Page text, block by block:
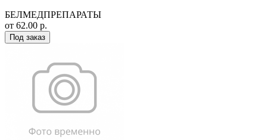
БЕЛМЕДПРЕПАРАТЫ
от 62.00 р.
Под заказ